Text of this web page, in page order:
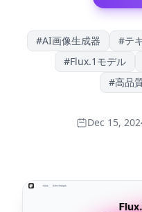
#AI画像生成器 #テ
#Flux.1モデル
#高品
Dec 15,